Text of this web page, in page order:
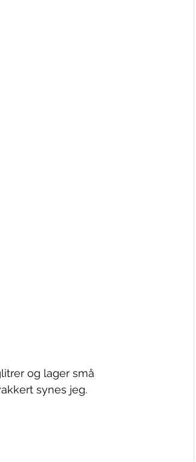
og lager små
synes jeg.